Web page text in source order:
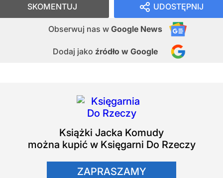
UDOSTĘPNIJ
Obserwuj nas w Google News
Dodaj jako źródło w Google
SKOMENTUJ
Książki Jacka Komudy
można kupić w Księgarni Do Rzeczy
ZAPRASZAMY